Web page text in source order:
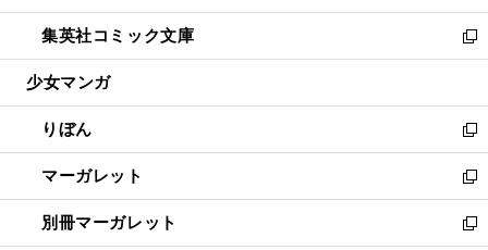
開
く
ウ
で
開
ン
ド
ウ
開
く
ウ
ィ
ン
ウ
で
開
く
し
い
ウ
ン
ド
ウ
で
開
く
集英社コミック文庫
新
し
ウ
ィ
ン
ド
ウ
で
開
少女マンガ
りぼん
新
し
い
ウ
ィ
マーガレット
新
し
い
別冊マーガレット
新